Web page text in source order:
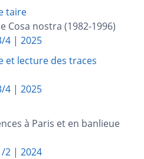
taire
Cosa nostra (1982-1996)
4 | 2025
et lecture des traces
4 | 2025
à Paris et en banlieue
2 | 2024